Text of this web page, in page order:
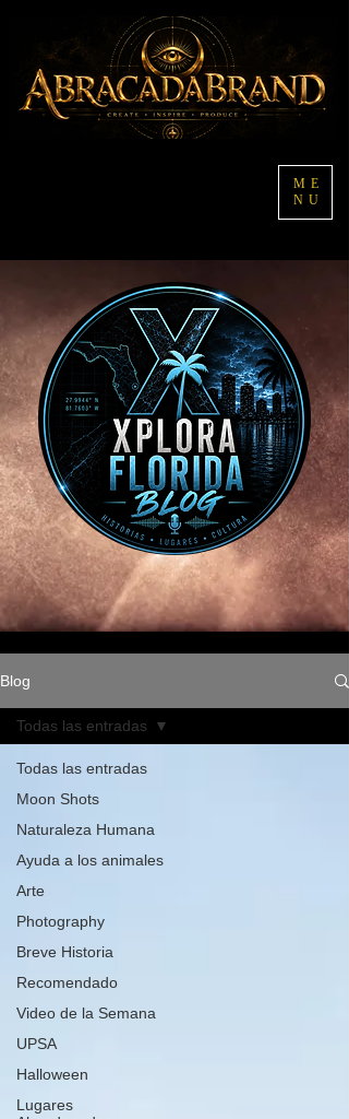
ME
NU
Blog
Todas las entradas
Moon Shots
Naturaleza Humana
Ayuda a los animales
Arte
Photography
Breve Historia
Recomendado
Video de la Semana
UPSA
Halloween
Lugares
Todas las entradas